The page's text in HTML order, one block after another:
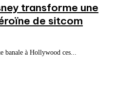
transforme une
de sitcom
banale à Hollywood ces...